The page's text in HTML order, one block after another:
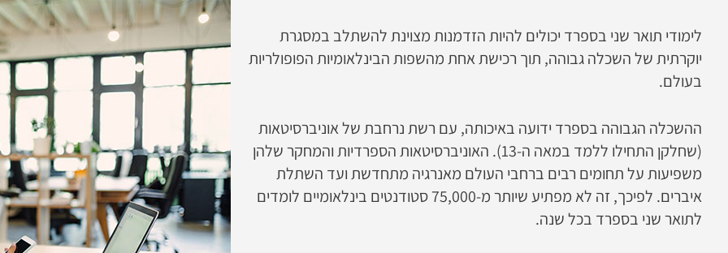
לימודי תואר שני בספרד יכולים להיות הזדמנות מצוינת להשתלב במסגרת
יוקרתית של השכלה גבוהה, תוך רכישת אחת מהשפות הבינלאומיות הפופולריות
בעולם.
ההשכלה הגבוהה בספרד ידועה באיכותה, עם רשת נרחבת של אוניברסיטאות
(שחלקן התחילו ללמד במאה ה-13). האוניברסיטאות הספרדיות והמחקר שלהן
משפיעות על תחומים רבים ברחבי העולם מאנרגיה מתחדשת ועד השתלת
איברים. לפיכך, זה לא מפתיע שיותר מ-75,000 סטודנטים בינלאומיים לומדים
לתואר שני בספרד בכל שנה.